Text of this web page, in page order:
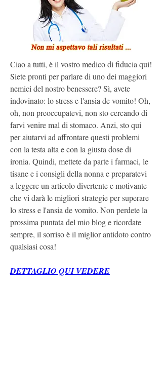
Ciao a tutti, è il vostro medico di fiducia qui!
Siete pronti per parlare di uno dei maggiori
nemici del nostro benessere? Sì, avete
indovinato: lo stress e l'ansia de vomito! Oh,
oh, non preoccupatevi, non sto cercando di
farvi venire mal di stomaco. Anzi, sto qui
per aiutarvi ad affrontare questi problemi
con la testa alta e con la giusta dose di
ironia. Quindi, mettete da parte i farmaci, le
tisane e i consigli della nonna e preparatevi
a leggere un articolo divertente e motivante
che vi darà le migliori strategie per superare
lo stress e l'ansia de vomito. Non perdete la
prossima puntata del mio blog e ricordate
sempre, il sorriso è il miglior antidoto contro
qualsiasi cosa!
DETTAGLIO QUI VEDERE